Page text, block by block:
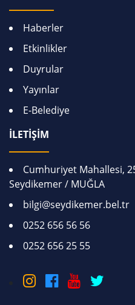
Haberler
Etkinlikler
Duyrular
Yayınlar
E-Belediye
İLETİŞİM
Cumhuriyet Mahallesi,
Seydikemer / MUĞLA
bilgi@seydikemer.bel.tr
0252 656 56 56
0252 656 25 55